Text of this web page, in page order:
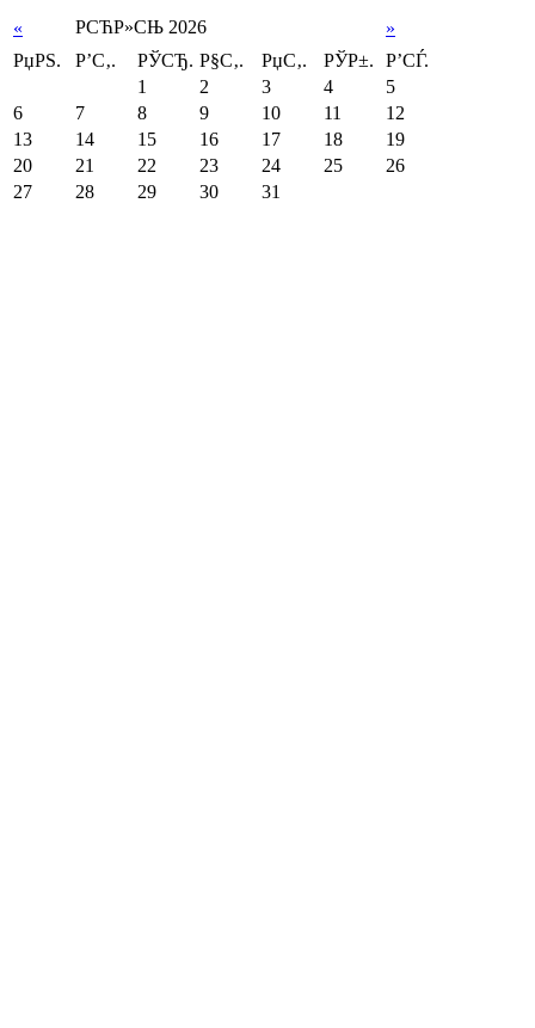
« РСЋР»СЊ 2026
»
РџРЅ.
Р’С‚. РЎСЂ. Р§С‚. РџС‚. РЎР±.
Р’СЃ.
1
2 3 4
5
6
7 8 9 10 11
12
13
14 15 16 17 18
19
20
21 22 23 24 25
26
27
28 29 30 31